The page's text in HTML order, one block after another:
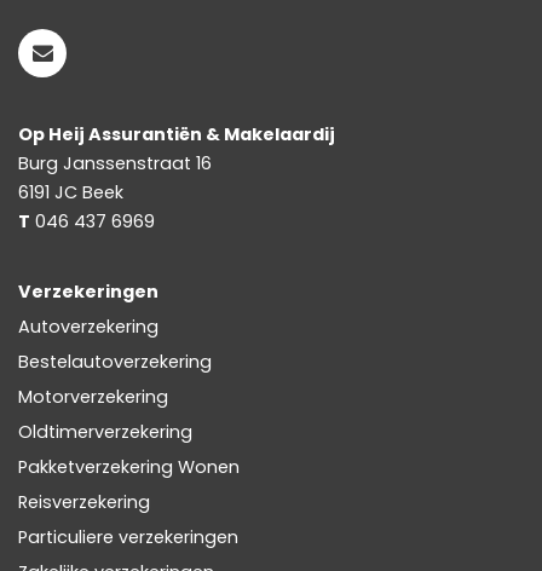
Op Heij Assurantiën & Makelaardij
Burg Janssenstraat 16
6191 JC Beek
T 046 437 6969
Verzekeringen
Autoverzekering
Bestelautoverzekering
Motorverzekering
Oldtimerverzekering
Pakketverzekering Wonen
Reisverzekering
Particuliere verzekeringen